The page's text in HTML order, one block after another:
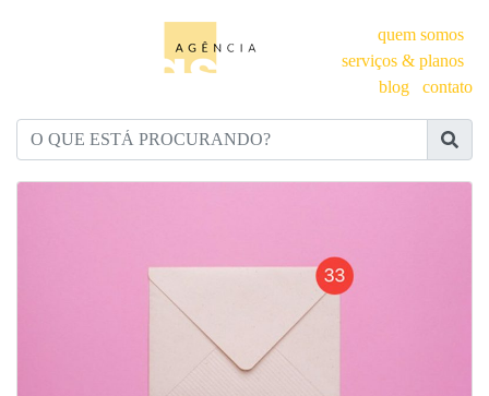
quem somos
serviços & planos
blog
contato
O QUE ESTÁ PROCURANDO?